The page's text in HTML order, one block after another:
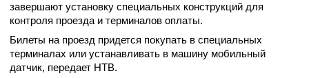
завершают установку специальных конструкций для
контроля проезда и терминалов оплаты.
Билеты на проезд придется покупать в специальных
терминалах или устанавливать в машину мобильный
датчик, передает НТВ.